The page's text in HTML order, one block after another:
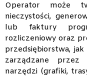
Operator może
nieczystości,
lub faktury
rozliczeniowy oraz
przedsiębiorstwa,
zarządzane
narzędzi (grafiki,